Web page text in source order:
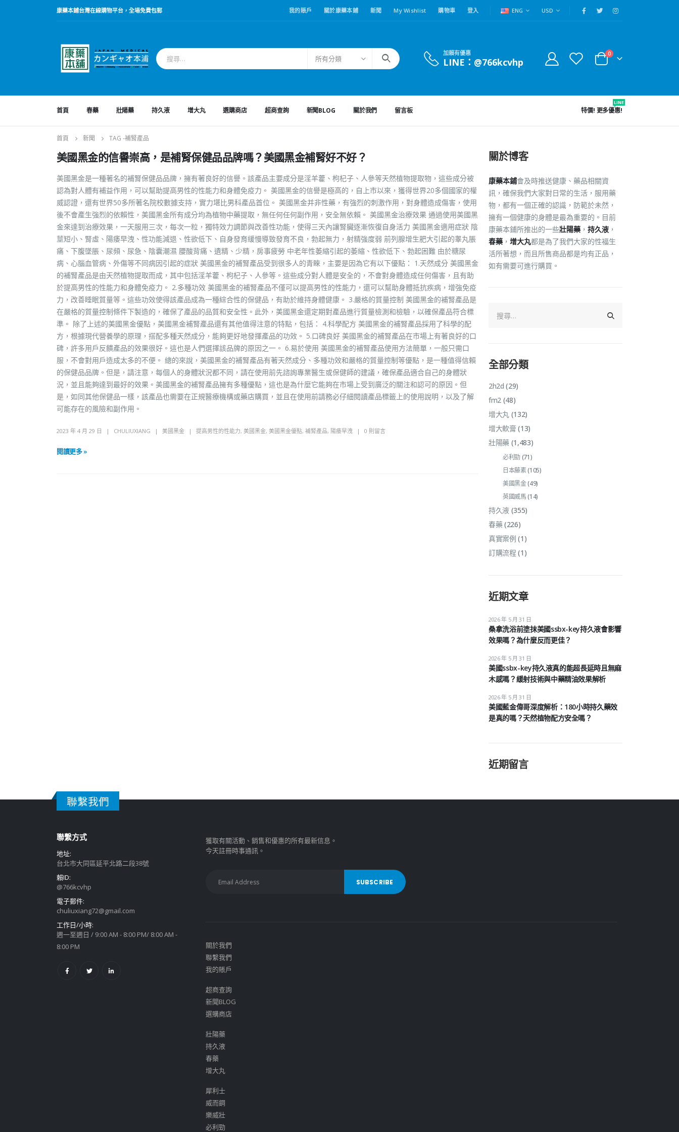
康藥本鋪台灣在線購物平台，全場免費包郵 我的賬戶 關於康藥本鋪 新聞 My Wishlist 購物車 登入 ENG USD
所有分類
加賴有優惠
LINE：@766kcvhp
0
首頁 春藥 壯陽藥 持久液 增大丸 選購商店 超商查詢 新聞BLOG 關於我們 留言板 特價! 更多優惠!
LINE
首頁 新聞 TAG -補腎產品
美國黑金的信譽崇高，是補腎保健品品牌嗎？美國黑金補腎好不好？
美國黑金是一種著名的補腎保健品品牌，擁有著良好的信譽。該產品主要成分是淫羊藿、枸杞子、人參等天然植物提取物，這些成分被
認為對人體有補益作用，可以幫助提高男性的性能力和身體免疫力。 美國黑金的信譽是極高的，自上市以來，獲得世界20多個國家的權
威認證，還有世界50多所著名院校數據支持，實力堪比男科產品首位。 美國黑金并非性藥，有強烈的刺激作用，對身體造成傷害，使用
後不會產生強烈的依賴性，美國黑金所有成分均為植物中藥提取，無任何任何副作用，安全無依賴。 美國黑金治療效果 通過使用美國黑
金來達到治療效果，一天服用三次，每次一粒，獨特效力調節與改善性功能，使得三天內讓腎臟逐漸恢復自身活力 美國黑金適用症狀 陰
莖短小、腎虛、陽痿早洩、性功能減退、性欲低下、自身發育緩慢導致發育不良，勃起無力，射精強度弱 前列腺增生肥大引起的睾丸脹
痛、下腹墜脹、尿頻、尿急、陰囊潮濕 腰酸背痛、遺精、少精，房事疲勞 中老年性萎縮引起的萎縮、性欲低下、勃起困難 由於糖尿
病、心腦血管病、外傷等不同病因引起的症狀 美國黑金的補腎產品受到很多人的青睞，主要是因為它有以下優點： 1.天然成分 美國黑金
的補腎產品是由天然植物提取而成，其中包括淫羊藿、枸杞子、人參等。這些成分對人體是安全的，不會對身體造成任何傷害，且有助
於提高男性的性能力和身體免疫力。 2.多種功效 美國黑金的補腎產品不僅可以提高男性的性能力，還可以幫助身體抵抗疾病，增強免疫
力，改善睡眠質量等。這些功效使得該產品成為一種綜合性的保健品，有助於維持身體健康。 3.嚴格的質量控制 美國黑金的補腎產品是
在嚴格的質量控制條件下製造的，確保了產品的品質和安全性。此外，美國黑金還定期對產品進行質量檢測和檢驗，以確保產品符合標
準。 除了上述的美國黑金優點，美國黑金補腎產品還有其他值得注意的特點，包括： 4.科學配方 美國黑金的補腎產品採用了科學的配
方，根據現代營養學的原理，搭配多種天然成分，能夠更好地發揮產品的功效。 5.口碑良好 美國黑金的補腎產品在市場上有著良好的口
碑，許多用戶反饋產品的效果很好。這也是人們選擇該品牌的原因之一。 6.易於使用 美國黑金的補腎產品使用方法簡單，一般只需口
服，不會對用戶造成太多的不便。 總的來說，美國黑金的補腎產品有著天然成分、多種功效和嚴格的質量控制等優點，是一種值得信賴
的保健品品牌。但是，請注意，每個人的身體狀況都不同，請在使用前先諮詢專業醫生或保健師的建議，確保產品適合自己的身體狀
況，並且能夠達到最好的效果。美國黑金的補腎產品擁有多種優點，這也是為什麼它能夠在市場上受到廣泛的關注和認可的原因。但
是，如同其他保健品一樣，該產品也需要在正規醫療機構或藥店購買，並且在使用前請務必仔細閱讀產品標籤上的使用說明，以及了解
可能存在的風險和副作用。
2023 年 4 月 29 日 CHULIUXIANG 美國黑金 提高男性的性能力, 美國黑金, 美國黑金優點, 補腎產品, 陽痿早洩 0 則留言
閱讀更多 »
關於博客
康藥本鋪會及時推送健康、藥品相關資
訊，確保我們大家對日常的生活，服用藥
物，都有一個正確的認識，防範於未然，
擁有一個健康的身體是最為重要的。目前
康藥本鋪所推出的一些壯陽藥 ， 持久液 ，
春藥 ， 增大丸都是為了我們大家的性福生
活所著想，而且所售商品都是均有正品，
如有需要可進行購買。
全部分類
2h2d (29)
fm2(48)
增大丸(132)
增大軟膏 (13)
壯陽藥(1,483)
必利勁(71)
日本藤素(105)
美國黑金(49)
英國威馬(14)
持久液(355)
春藥(226)
真實案例 (1)
訂購流程 (1)
近期文章
桑拿洗浴前塗抹美國ssbx-key持久液會影響
效果嗎？為什麼反而更佳？
2026 年 5 月 31 日
美國ssbx-key持久液真的能超長延時且無麻
木感嗎？緩射技術與中藥精油效果解析
2026 年 5 月 31 日
美國藍金偉哥深度解析：180小時持久藥效
是真的嗎？天然植物配方安全嗎？
2026 年 5 月 31 日
近期留言
聯繫我們
聯繫方式
地址:
台北市大同區延平北路二段38號
賴ID:
@766kcvhp
電子郵件:
chuliuxiang72@gmail.com
工作日/小時:
週一至週日 / 9:00 AM - 8:00 PM/ 8:00 AM -
8:00 PM
獲取有關活動、銷售和優惠的所有最新信息。
今天註冊時事通訊。
關於我們
聯繫我們
我的賬戶
超商查詢
新聞BLOG
選購商店
壯陽藥
持久液
春藥
增大丸
犀利士
威而鋼
樂威壯
必利勁